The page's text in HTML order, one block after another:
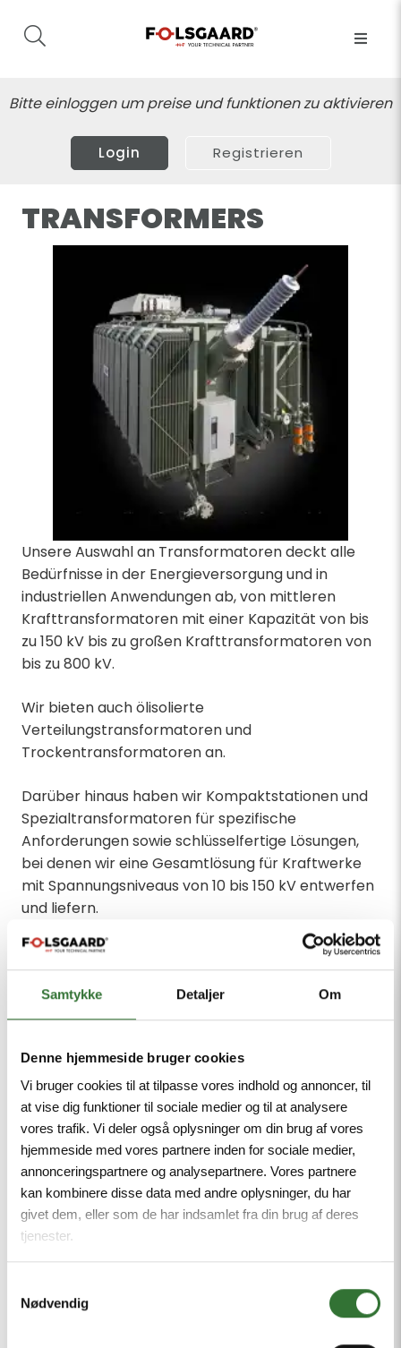
Samtykke Detaljer Om
Denne hjemmeside bruger cookies
Vi bruger cookies til at tilpasse vores indhold og annoncer, til
at vise dig funktioner til sociale medier og til at analysere
vores trafik. Vi deler også oplysninger om din brug af vores
hjemmeside med vores partnere inden for sociale medier,
annonceringspartnere og analysepartnere. Vores partnere
kan kombinere disse data med andre oplysninger, du har
givet dem, eller som de har indsamlet fra din brug af deres
tjenester.
Nødvendig
Bitte einloggen um preise und funktionen zu aktivieren
Login Registrieren
TRANSFORMERS
Unsere Auswahl an Transformatoren deckt alle
Bedürfnisse in der Energieversorgung und in
industriellen Anwendungen ab, von mittleren
Krafttransformatoren mit einer Kapazität von bis
zu 150 kV bis zu großen Krafttransformatoren von
bis zu 800 kV.
Wir bieten auch ölisolierte
Verteilungstransformatoren und
Trockentransformatoren an.
Darüber hinaus haben wir Kompaktstationen und
Spezialtransformatoren für spezifische
Anforderungen sowie schlüsselfertige Lösungen,
bei denen wir eine Gesamtlösung für Kraftwerke
mit Spannungsniveaus von 10 bis 150 kV entwerfen
und liefern.
♦ Klicken Sie hier, um mit unseren Experten in
Kontakt zu treten
♦ Klicken Sie hier, um das Formular auszufüllen
Transformatorlösung zu erhalten.
PRODUKTKATEGORIEN